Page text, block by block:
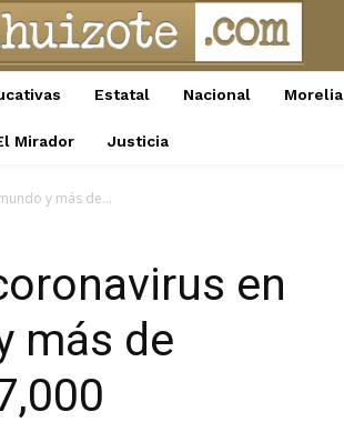
Estatal Nacional Morelia
Mirador Justicia
y más de...
en
más de